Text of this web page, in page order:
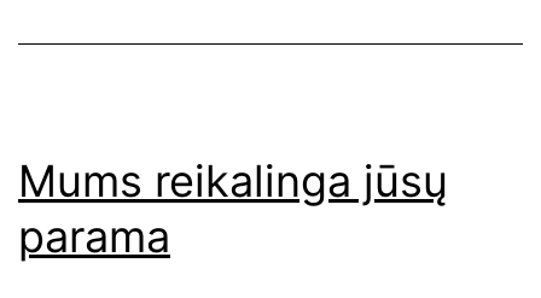
Mums reikalinga jūsų
parama